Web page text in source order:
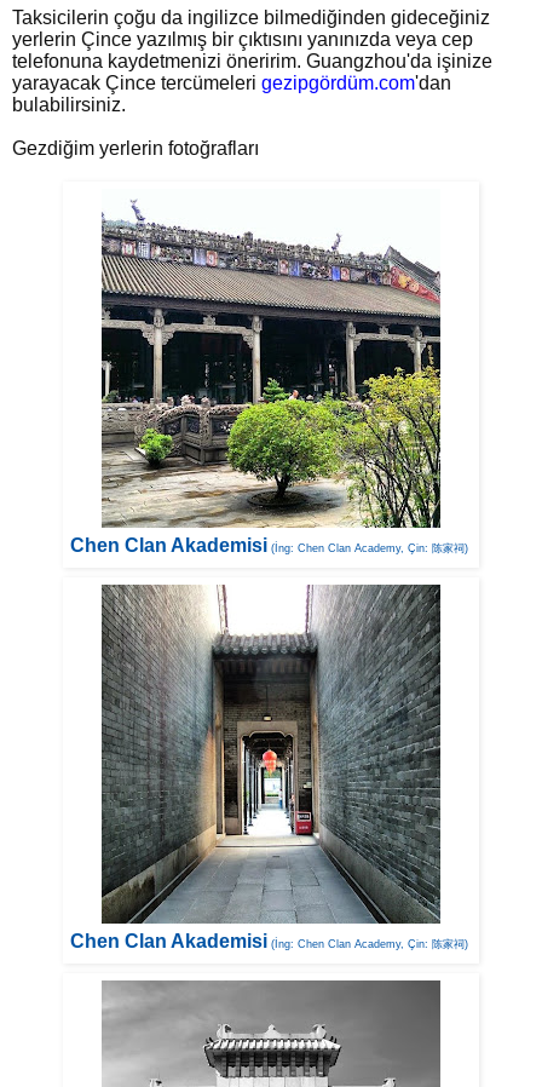
Taksicilerin çoğu da ingilizce bilmediğinden gideceğiniz
yerlerin Çince yazılmış bir çıktısını yanınızda veya cep
telefonuna kaydetmenizi öneririm. Guangzhou'da işinize
yarayacak Çince tercümeleri gezipgördüm.com'dan
bulabilirsiniz.
Gezdiğim yerlerin fotoğrafları
Chen Clan Akademisi (İng: Chen Clan Academy, Çin: 陈家祠)
Chen Clan Akademisi (İng: Chen Clan Academy, Çin: 陈家祠)